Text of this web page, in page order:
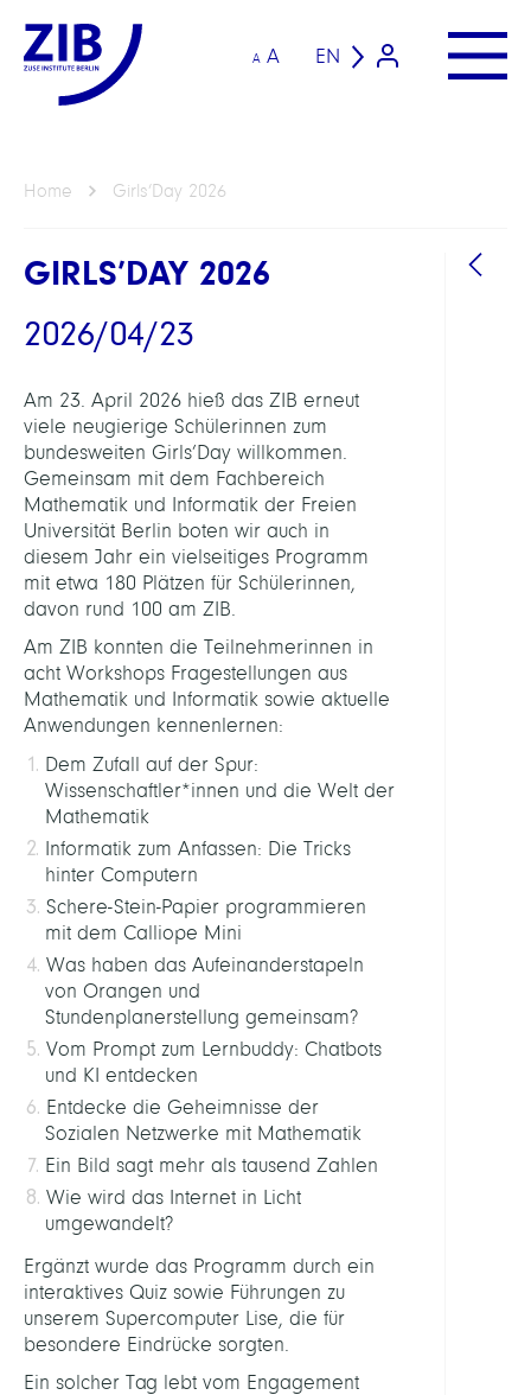
A A EN
Home Girls’Day 2026
GIRLS’DAY 2026
2026/04/23
Am 23. April 2026 hieß das ZIB erneut
viele neugierige Schülerinnen zum
bundesweiten Girls’Day willkommen.
Gemeinsam mit dem Fachbereich
Mathematik und Informatik der Freien
Universität Berlin boten wir auch in
diesem Jahr ein vielseitiges Programm
mit etwa 180 Plätzen für Schülerinnen,
davon rund 100 am ZIB.
Am ZIB konnten die Teilnehmerinnen in
acht Workshops Fragestellungen aus
Mathematik und Informatik sowie aktuelle
Anwendungen kennenlernen:
Dem Zufall auf der Spur:
Wissenschaftler*innen und die Welt der
Mathematik
Informatik zum Anfassen: Die Tricks
hinter Computern
Schere-Stein-Papier programmieren
mit dem Calliope Mini
Was haben das Aufeinanderstapeln
von Orangen und
Stundenplanerstellung gemeinsam?
Vom Prompt zum Lernbuddy: Chatbots
und KI entdecken
Entdecke die Geheimnisse der
Sozialen Netzwerke mit Mathematik
Ein Bild sagt mehr als tausend Zahlen
Wie wird das Internet in Licht
umgewandelt?
Ergänzt wurde das Programm durch ein
interaktives Quiz sowie Führungen zu
unserem Supercomputer Lise, die für
besondere Eindrücke sorgten.
Ein solcher Tag lebt vom Engagement